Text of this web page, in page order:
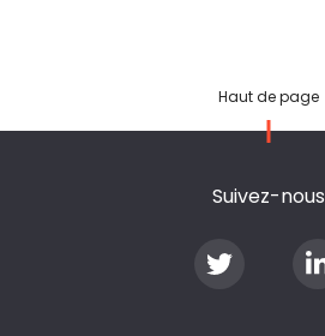
Haut de page
Suivez-nous